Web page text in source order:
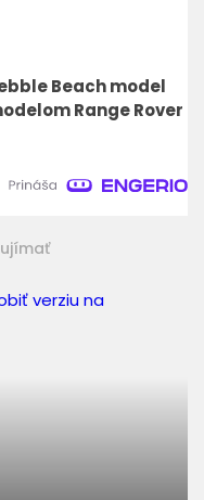
Beach model
Range Rover